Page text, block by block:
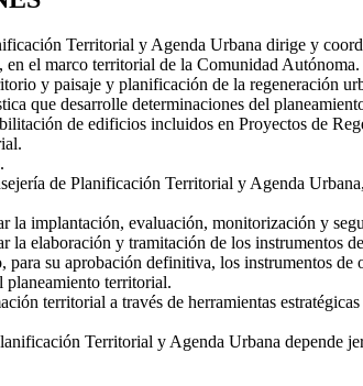
Territorial y Agenda Urbana dirige y
en el marco territorial de la Comunidad Autónoma.
y paisaje y planificación de la regeneración
que desarrolle determinaciones del
de edificios incluidos en Proyectos de
de Planificación Territorial y Agenda
la implantación, evaluación, monitorización y
la elaboración y tramitación de los instrumentos
para su aprobación definitiva, los instrumentos
planeamiento territorial.
territorial a través de herramientas
Territorial y Agenda Urbana depende